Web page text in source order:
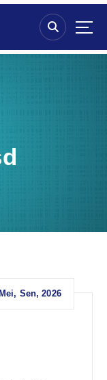
Mei, Sen, 2026